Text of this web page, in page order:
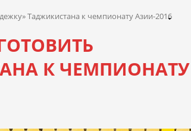
Таджикистана к чемпионату Азии-2016
К ЧЕМПИОНАТУ